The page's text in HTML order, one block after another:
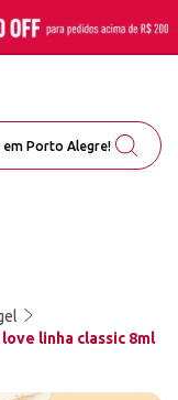
linha classic 8ml